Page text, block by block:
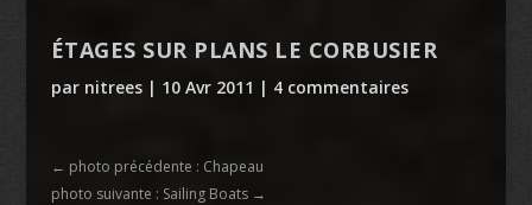
ÉTAGES SUR PLANS LE CORBUSIER
par nitrees| 10 Avr 2011 | 4 commentaires
← photo précédente : Chapeau
photo suivante : Sailing Boats→